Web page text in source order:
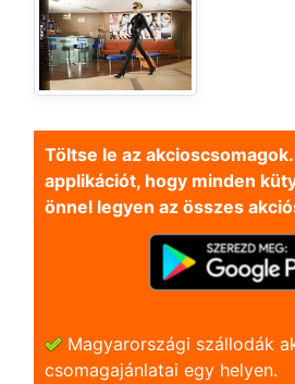
Töltse le az
applikációt, hogy minden
önnel legyen az összes
Magyarországi szállodák
csomagajánlatai egy helyen.